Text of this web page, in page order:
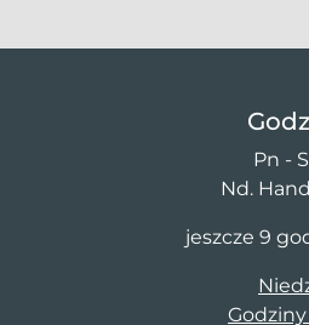
Pn -
Nd.
jeszcze 9